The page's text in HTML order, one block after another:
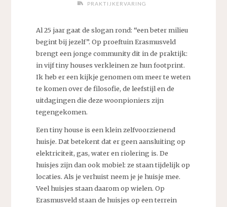
PRAKTIJKERVARING
Al 25 jaar gaat de slogan rond: “een beter milieu
begint bij jezelf”. Op proeftuin Erasmusveld
brengt een jonge community dit in de praktijk:
in vijf tiny houses verkleinen ze hun footprint.
Ik heb er een kijkje genomen om meer te weten
te komen over de filosofie, de leefstijl en de
uitdagingen die deze woonpioniers zijn
tegengekomen.
Een tiny house is een klein zelfvoorzienend
huisje. Dat betekent dat er geen aansluiting op
elektriciteit, gas, water en riolering is. De
huisjes zijn dan ook mobiel: ze staan tijdelijk op
locaties. Als je verhuist neem je je huisje mee.
Veel huisjes staan daarom op wielen. Op
Erasmusveld staan de huisjes op een terrein